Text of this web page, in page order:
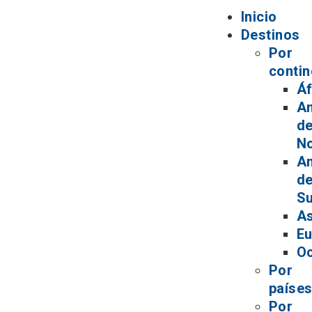
Inicio
Destinos
Por
Por
países
Por